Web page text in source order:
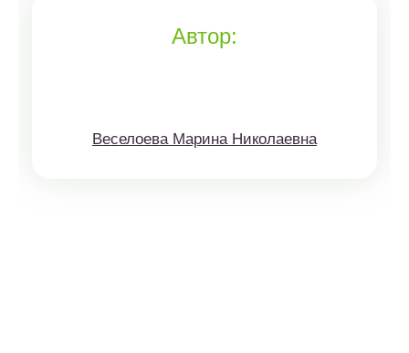
Автор:
Веселоева Марина Николаевна